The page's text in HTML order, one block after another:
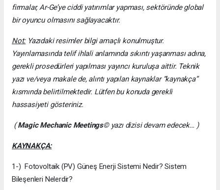
firmalar, Ar-Ge’ye ciddi yatırımlar yapması, sektöründe global
bir oyuncu olmasını sağlayacaktır.
Not:Yazıdaki resimler bilgi amaçlı konulmuştur.
Yayınlamasında telif ihlali anlamında sıkıntı yaşanması adına,
gerekli prosedürleri yapılması yayıncı kuruluşa aittir. Teknik
yazı ve/veya makale de, alıntı yapılan kaynaklar “kaynakça”
kısmında belirtilmektedir. Lütfen bu konuda gerekli
hassasiyeti gösteriniz.
(Magic Mechanic Meetings© yazı dizisi devam edecek… )
KAYNAKÇA:
1-) Fotovoltaik (PV) Güneş Enerji Sistemi Nedir? Sistem
Bileşenleri Nelerdir?